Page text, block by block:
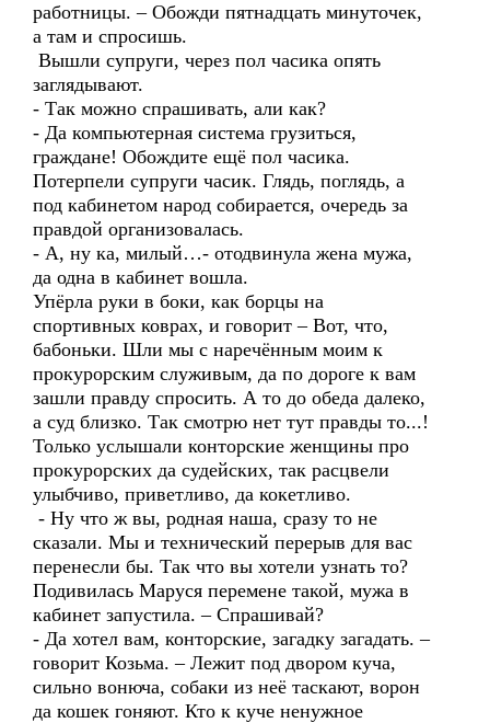
работницы. – Обожди пятнадцать минуточек,
а там и спросишь.
Вышли супруги, через пол часика опять
заглядывают.
- Так можно спрашивать, али как?
- Да компьютерная система грузиться,
граждане! Обождите ещё пол часика.
Потерпели супруги часик. Глядь, поглядь, а
под кабинетом народ собирается, очередь за
правдой организовалась.
- А, ну ка, милый…- отодвинула жена мужа,
да одна в кабинет вошла.
Упёрла руки в боки, как борцы на
спортивных коврах, и говорит – Вот, что,
бабоньки. Шли мы с наречённым моим к
прокурорским служивым, да по дороге к вам
зашли правду спросить. А то до обеда далеко,
а суд близко. Так смотрю нет тут правды то...!
Только услышали конторские женщины про
прокурорских да судейских, так расцвели
улыбчиво, приветливо, да кокетливо.
- Ну что ж вы, родная наша, сразу то не
сказали. Мы и технический перерыв для вас
перенесли бы. Так что вы хотели узнать то?
Подивилась Маруся перемене такой, мужа в
кабинет запустила. – Спрашивай?
- Да хотел вам, конторские, загадку загадать. –
говорит Козьма. – Лежит под двором куча,
сильно вонюча, собаки из неё таскают, ворон
да кошек гоняют. Кто к куче ненужное